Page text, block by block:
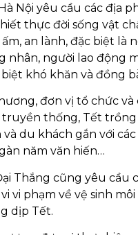
Nội yêu cầu các địa
thực đời sống vật
an lành, đặc biệt là
nhân, người lao động
khó khăn và đồng
đơn vị tổ chức
truyền thống, Tết
và du khách gắn với
năm văn hiến…
Thắng cũng yêu cầu
vi phạm về vệ sinh
dịp Tết.